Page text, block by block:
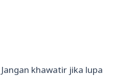
khawatir jika lupa